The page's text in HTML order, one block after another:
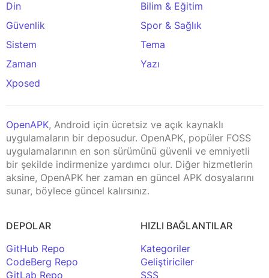
Din
Bilim & Eğitim
Güvenlik
Spor & Sağlık
Sistem
Tema
Zaman
Yazı
Xposed
OpenAPK, Android için ücretsiz ve açık kaynaklı
uygulamaların bir deposudur. OpenAPK, popüler FOSS
uygulamalarının en son sürümünü güvenli ve emniyetli
bir şekilde indirmenize yardımcı olur. Diğer hizmetlerin
aksine, OpenAPK her zaman en güncel APK dosyalarını
sunar, böylece güncel kalırsınız.
DEPOLAR
GitHub Repo
CodeBerg Repo
GitLab Repo
HIZLI BAĞLANTILAR
Kategoriler
Geliştiriciler
SSS